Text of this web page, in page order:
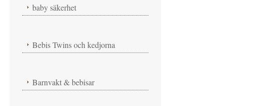
baby säkerhet
Bebis Twins och kedjorna
Barnvakt & bebisar